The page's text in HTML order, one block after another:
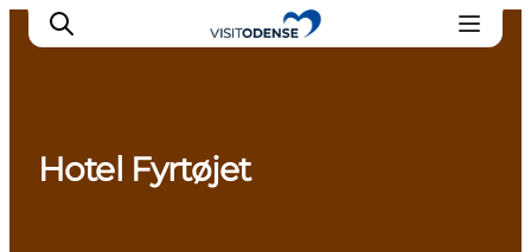
Hotel Fyrtøjet